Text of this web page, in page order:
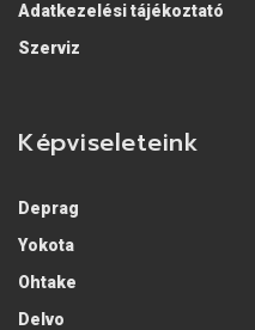
Adatkezelési tájékoztató
Szerviz
Képviseleteink
Deprag
Yokota
Ohtake
Delvo